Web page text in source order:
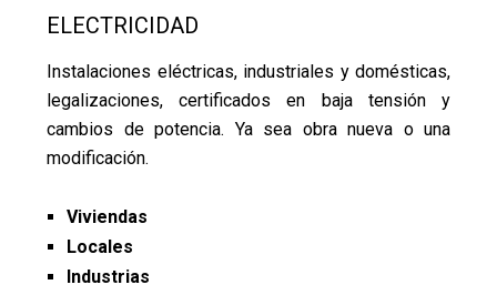
ELECTRICIDAD
Instalaciones eléctricas, industriales y domésticas,
legalizaciones, certificados en baja tensión y
cambios de potencia. Ya sea obra nueva o una
modificación.
Viviendas
Locales
Industrias